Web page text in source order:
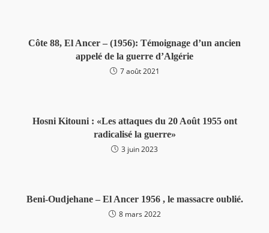
Côte 88, El Ancer – (1956): Témoignage d’un ancien
appelé de la guerre d’Algérie
7 août 2021
Hosni Kitouni : «Les attaques du 20 Août 1955 ont
radicalisé la guerre»
3 juin 2023
Beni-Oudjehane – El Ancer 1956 , le massacre oublié.
8 mars 2022